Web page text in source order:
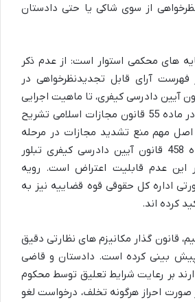
از سوی شاکی یا حتی دادستان
های محکمی استوار است: از عدم ذکر
آرای قابل تجدیدنظرخواهی در
2 ماده 427 قانون آیین دادرسی کیفری، تا ماهیت اجرایی
و نظارتی این قرار که در ماده 55 قانون مجازات اسلامی تشریح
مهم منع تشدید مجازات در مرحله
تجدیدنظر که در ماده 458 قانون آیین دادرسی کیفری تبلور
این عدم قابلیت اعتراض است. رویه
اداره کل حقوقی قوه قضاییه نیز به
کرده اند.
قانون گذار مکانیزم های نظارتی دقیق
پیش بینی کرده است. دادستان و قاضی
بر رعایت شرایط تعلیق توسط محکوم
صورت احراز هرگونه تخلف، درخواست لغو